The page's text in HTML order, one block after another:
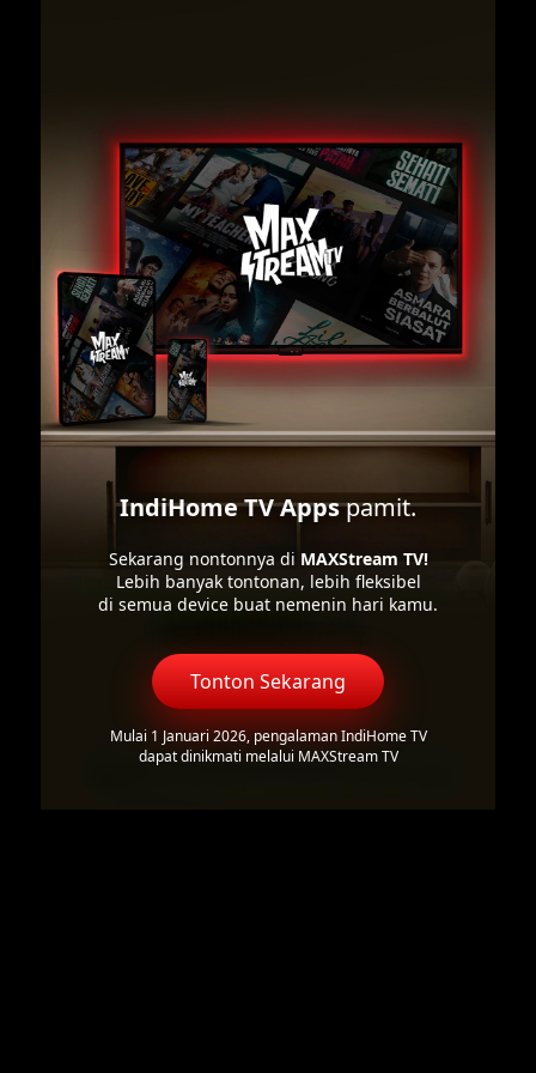
IndiHome TV Appspamit.
Sekarang nontonnya di MAXStream TV!
Lebih banyak tontonan, lebih fleksibel
di semua device buat nemenin hari kamu.
Tonton Sekarang
Mulai 1 Januari 2026, pengalaman IndiHome TV
dapat dinikmati melalui MAXStream TV